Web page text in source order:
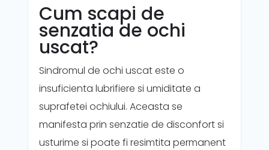
Cum scapi de
senzatia de ochi
uscat?
Sindromul de ochi uscat este o
insuficienta lubrifiere si umiditate a
suprafetei ochiului. Aceasta se
manifesta prin senzatie de disconfort si
usturime si poate fi resimtita permanent